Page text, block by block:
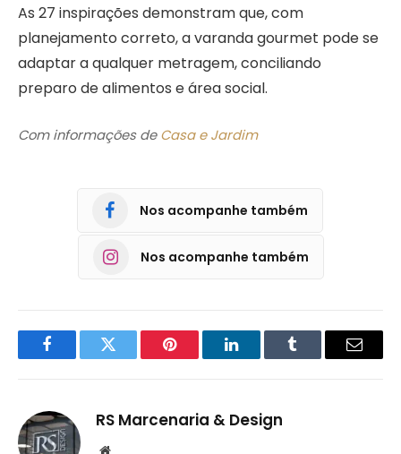
As 27 inspirações demonstram que, com
planejamento correto, a varanda gourmet pode se
adaptar a qualquer metragem, conciliando
preparo de alimentos e área social.
Com informações de Casa e Jardim
Nos acompanhe também
Nos acompanhe também
FacebookTwitter Pinterest LinkedInTumblr Email
RS Marcenaria & Design
Website